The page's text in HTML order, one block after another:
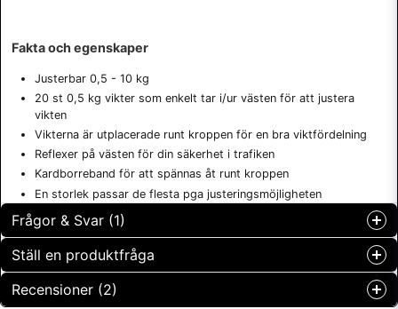
Fakta och egenskaper
Justerbar 0,5 - 10 kg
20 st 0,5 kg vikter som enkelt tar i/ur västen för att justera
vikten
Vikterna är utplacerade runt kroppen för en bra viktfördelning
Reflexer på västen för din säkerhet i trafiken
Kardborreband för att spännas åt runt kroppen
En storlek passar de flesta pga justeringsmöjligheten
Frågor & Svar (1)
Hvor stor er denne rundt brystet og magen? Jeg er av
Ställ en produktfråga
question
Fråga oss något om denna produkten...
Recensioner (2)